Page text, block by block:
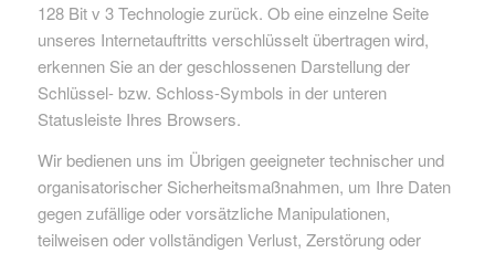
128 Bit v 3 Technologie zurück. Ob eine einzelne Seite
unseres Internetauftritts verschlüsselt übertragen wird,
erkennen Sie an der geschlossenen Darstellung der
Schlüssel- bzw. Schloss-Symbols in der unteren
Statusleiste Ihres Browsers.
Wir bedienen uns im Übrigen geeigneter technischer und
organisatorischer Sicherheitsmaßnahmen, um Ihre Daten
gegen zufällige oder vorsätzliche Manipulationen,
teilweisen oder vollständigen Verlust, Zerstörung oder